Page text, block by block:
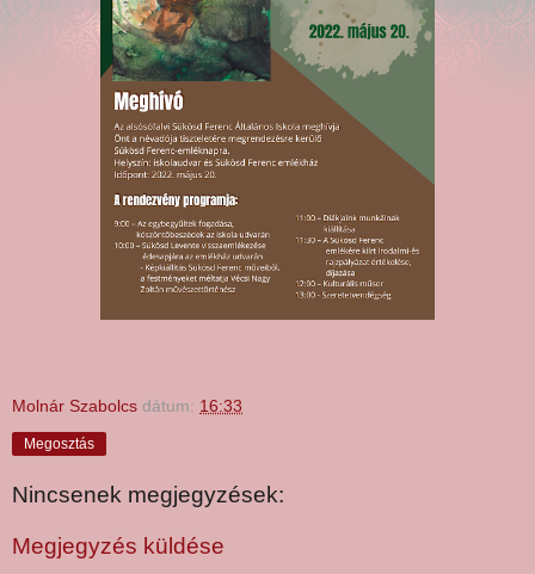
Molnár Szabolcs dátum: 16:33
Megosztás
Nincsenek megjegyzések:
Megjegyzés küldése